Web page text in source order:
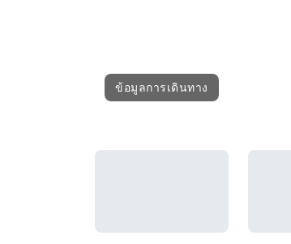
ข้อมูลการเดินทาง